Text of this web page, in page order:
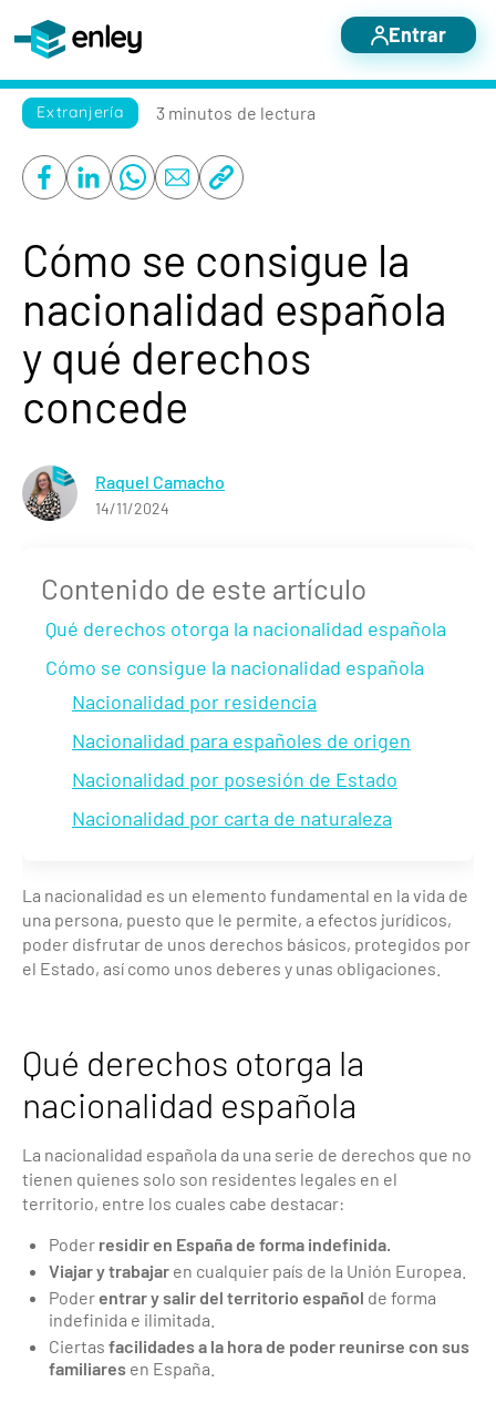
Servicios destacados
Otros servicios
Nosotros
Entrar
Extranjería 3 minutos de lectura
Cómo se consigue la
nacionalidad española
y qué derechos
concede
Raquel Camacho
14/11/2024
Contenido de este artículo
Qué derechos otorga la nacionalidad española
Cómo se consigue la nacionalidad española
Nacionalidad por residencia
Nacionalidad para españoles de origen
Nacionalidad por posesión de Estado
Nacionalidad por carta de naturaleza
La nacionalidad es un elemento fundamental en la vida de
una persona, puesto que le permite, a efectos jurídicos,
poder disfrutar de unos derechos básicos, protegidos por
el Estado, así como unos deberes y unas obligaciones.
Qué derechos otorga la
nacionalidad española
La nacionalidad española da una serie de derechos que no
tienen quienes solo son residentes legales en el
territorio, entre los cuales cabe destacar:
Poder residir en España de forma indefinida.
Viajar y trabajar en cualquier país de la Unión Europea.
Poderentrar y salir del territorio español de forma
indefinida e ilimitada.
Ciertas facilidades a la hora de poder reunirse con sus
familiares en España.